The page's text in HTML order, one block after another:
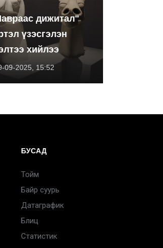
дижитал"
үзэсгэлэн
хийлээ
09-2025, 15:52
БУСАД
Тойм
Байр суурь
Датаграфик
Блиц
Статистик